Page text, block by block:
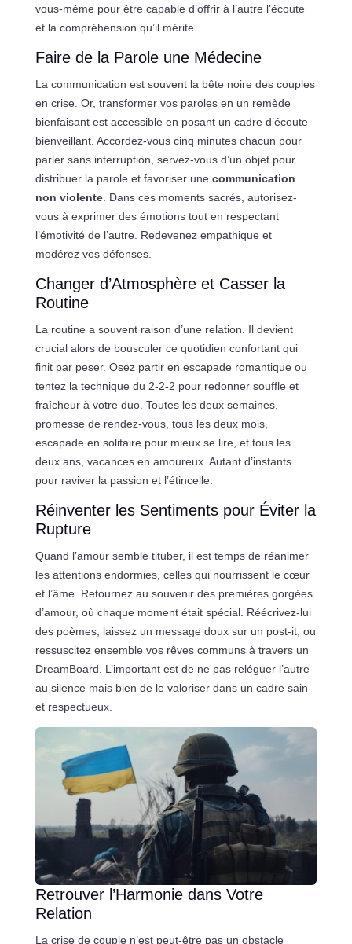
vous-même pour être capable d’offrir à l’autre l’écoute
et la compréhension qu’il mérite.
Faire de la Parole une Médecine
La communication est souvent la bête noire des couples
en crise. Or, transformer vos paroles en un remède
bienfaisant est accessible en posant un cadre d’écoute
bienveillant. Accordez-vous cinq minutes chacun pour
parler sans interruption, servez-vous d’un objet pour
distribuer la parole et favoriser une communication
non violente. Dans ces moments sacrés, autorisez-
vous à exprimer des émotions tout en respectant
l’émotivité de l’autre. Redevenez empathique et
modérez vos défenses.
Changer d’Atmosphère et Casser la
Routine
La routine a souvent raison d’une relation. Il devient
crucial alors de bousculer ce quotidien confortant qui
finit par peser. Osez partir en escapade romantique ou
tentez la technique du 2-2-2 pour redonner souffle et
fraîcheur à votre duo. Toutes les deux semaines,
promesse de rendez-vous, tous les deux mois,
escapade en solitaire pour mieux se lire, et tous les
deux ans, vacances en amoureux. Autant d’instants
pour raviver la passion et l’étincelle.
Réinventer les Sentiments pour Éviter la
Rupture
Quand l’amour semble tituber, il est temps de réanimer
les attentions endormies, celles qui nourrissent le cœur
et l’âme. Retournez au souvenir des premières gorgées
d’amour, où chaque moment était spécial. Réécrivez-lui
des poèmes, laissez un message doux sur un post-it, ou
ressuscitez ensemble vos rêves communs à travers un
DreamBoard. L’important est de ne pas reléguer l’autre
au silence mais bien de le valoriser dans un cadre sain
et respectueux.
Retrouver l’Harmonie dans Votre
Relation
La crise de couple n’est peut-être pas un obstacle